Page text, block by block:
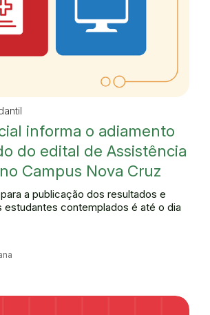
informa o adiamento
do edital de Assistência
Campus Nova Cruz
a publicação dos resultados e
contemplados é até o dia